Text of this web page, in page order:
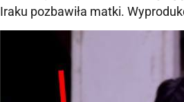
Iraku pozbawiła matki.